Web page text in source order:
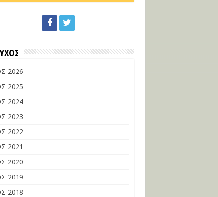
2026
2025
2024
2023
2022
2021
2020
2019
2018